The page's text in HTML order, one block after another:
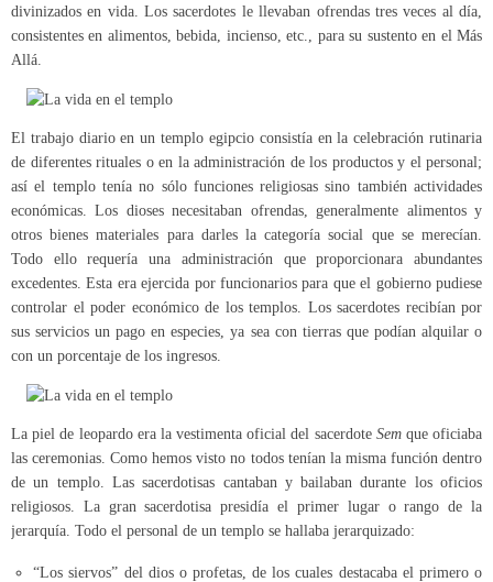
divinizados en vida. Los sacerdotes le llevaban ofrendas tres veces al día,
consistentes en alimentos, bebida, incienso, etc., para su sustento en el Más
Allá.
El trabajo diario en un templo egipcio consistía en la celebración rutinaria
de diferentes rituales o en la administración de los productos y el personal;
así el templo tenía no sólo funciones religiosas sino también actividades
económicas. Los dioses necesitaban ofrendas, generalmente alimentos y
otros bienes materiales para darles la categoría social que se merecían.
Todo ello requería una administración que proporcionara abundantes
excedentes. Esta era ejercida por funcionarios para que el gobierno pudiese
controlar el poder económico de los templos. Los sacerdotes recibían por
sus servicios un pago en especies, ya sea con tierras que podían alquilar o
con un porcentaje de los ingresos.
La piel de leopardo era la vestimenta oficial del sacerdote Semque oficiaba
las ceremonias. Como hemos visto no todos tenían la misma función dentro
de un templo. Las sacerdotisas cantaban y bailaban durante los oficios
religiosos. La gran sacerdotisa presidía el primer lugar o rango de la
jerarquía. Todo el personal de un templo se hallaba jerarquizado:
“Los siervos” del dios o profetas, de los cuales destacaba el primero o